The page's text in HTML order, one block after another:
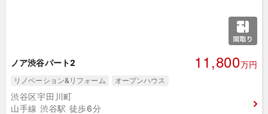
ノア渋谷パート2 11,800万円
リノベーション&リフォーム オープンハウス
渋谷区宇田川町
山手線 渋谷駅 徒歩6分